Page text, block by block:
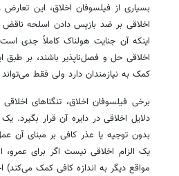
بسیاری از فیلسوفان اخلاق، این
اخلاقی بر ضد بازپس دادن اسلحه
اینکه آن جنایت هولناک کاملاً جدی
اخلاقی حل و فصل‌ناپذیر باشند، بر طبق
کمک به نیازمندان دارد ولی فقط
برخی فیلسوفان اخلاق، تنگناهای
دلایل اخلاقی در دایره آن قرار
بدون توجیه یا عذر کافی بر مبنای آن
یک الزام اخلاقی نیست اگر برای عمرو،
مواقع دیگر به اندازه کافی کمک می‌کند)